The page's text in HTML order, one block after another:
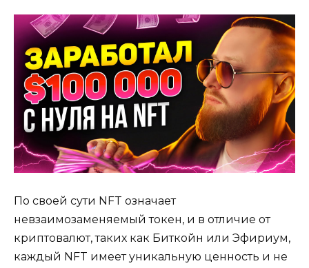
По своей сути NFT означает
невзаимозаменяемый токен, и в отличие от
криптовалют, таких как Биткойн или Эфириум,
каждый NFT имеет уникальную ценность и не